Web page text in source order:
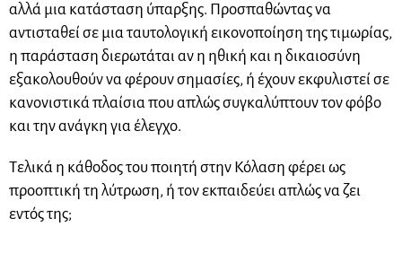
αλλά μια κατάσταση ύπαρξης. Προσπαθώντας να
αντισταθεί σε μια ταυτολογική εικονοποίηση της τιμωρίας,
η παράσταση διερωτάται αν η ηθική και η δικαιοσύνη
εξακολουθούν να φέρουν σημασίες, ή έχουν εκφυλιστεί σε
κανονιστικά πλαίσια που απλώς συγκαλύπτουν τον φόβο
και την ανάγκη για έλεγχο.
Τελικά η κάθοδος του ποιητή στην Κόλαση φέρει ως
προοπτική τη λύτρωση, ή τον εκπαιδεύει απλώς να ζει
εντός της;